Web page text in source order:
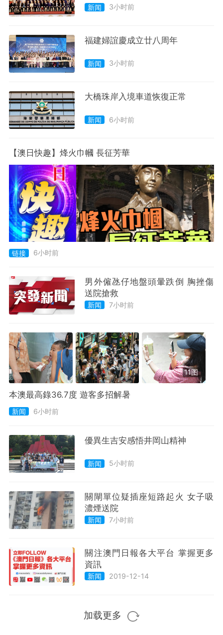
新闻 3小时前
福建婦誼慶成立廿八周年
新闻 3小时前
大橋珠岸入境車道恢復正常
新闻 6小时前
【澳日快趣】烽火巾幗 長征芳華
链接 6小时前
男外僱氹仔地盤頭暈跌倒 胸挫傷
送院搶救
新闻 7小时前
11图
本澳最高錄36.7度 遊客多招解暑
新闻 6小时前
優異生吉安感悟井岡山精神
新闻 5小时前
關閘單位疑插座短路起火 女子吸
濃煙送院
新闻 7小时前
關注澳門日報各大平台 掌握更多
資訊
新闻 2019-12-14
加载更多